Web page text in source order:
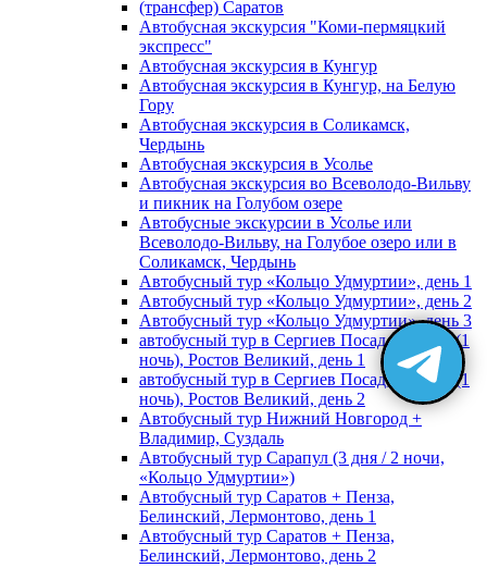
(трансфер) Саратов
Автобусная экскурсия "Коми-пермяцкий
экспресс"
Автобусная экскурсия в Кунгур
Автобусная экскурсия в Кунгур, на Белую
Гору
Автобусная экскурсия в Соликамск,
Чердынь
Автобусная экскурсия в Усолье
Автобусная экскурсия во Всеволодо-Вильву
и пикник на Голубом озере
Автобусные экскурсии в Усолье или
Всеволодо-Вильву, на Голубое озеро или в
Соликамск, Чердынь
Автобусный тур «Кольцо Удмуртии», день 1
Автобусный тур «Кольцо Удмуртии», день 2
Автобусный тур «Кольцо Удмуртии», день 3
автобусный тур в Сергиев Посад, Москву (1
ночь), Ростов Великий, день 1
автобусный тур в Сергиев Посад, Москву (1
ночь), Ростов Великий, день 2
Автобусный тур Нижний Новгород +
Владимир, Суздаль
Автобусный тур Сарапул (3 дня / 2 ночи,
«Кольцо Удмуртии»)
Автобусный тур Саратов + Пенза,
Белинский, Лермонтово, день 1
Автобусный тур Саратов + Пенза,
Белинский, Лермонтово, день 2